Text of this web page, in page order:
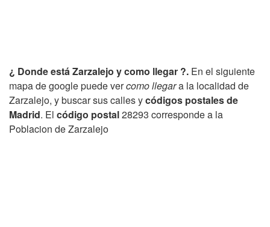
¿ Donde está Zarzalejo y como llegar ?. En el siguiente
mapa de google puede vercomo llegara la localidad de
Zarzalejo, y buscar sus calles ycódigos postales de
Madrid. El código postal28293 corresponde a la
Poblacion de Zarzalejo